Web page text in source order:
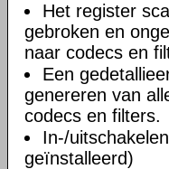
Het register
gebroken en
naar codecs en
Een
genereren van
codecs en filters.
In-/
geïnstalleerd)